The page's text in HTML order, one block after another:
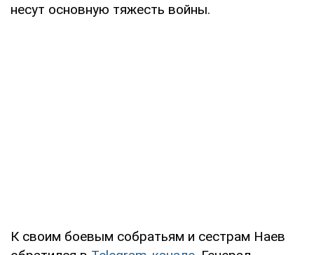
несут основную тяжесть войны.
К своим боевым собратьям и сестрам Наев